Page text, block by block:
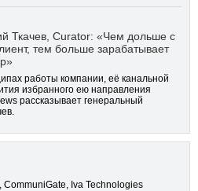
Ткачев, Curator: «Чем дольше с
тем больше зарабатывает
работы компании, её канальной
избранного ею направления
рассказывает генеральный
Iva Technologies